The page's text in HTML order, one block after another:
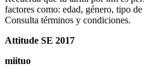
factores como: edad, género, tipo
Consulta términos y condiciones.
Attitude SE 2017
miituo